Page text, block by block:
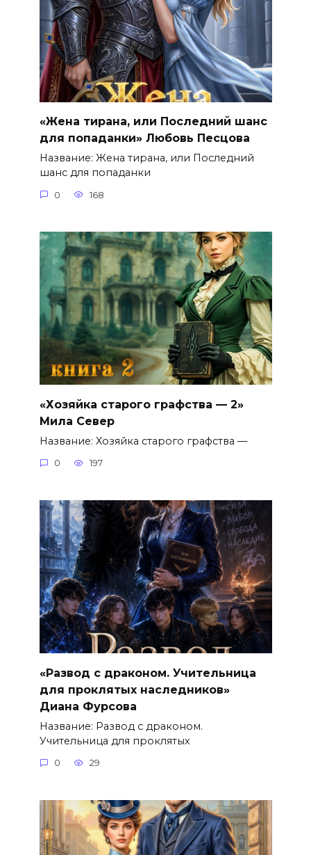
«Жена тирана, или Последний шанс
для попаданки» Любовь Песцова
Название: Жена тирана, или Последний
шанс для попаданки
0 168
«Хозяйка старого графства — 2»
Мила Север
Название: Хозяйка старого графства —
0 197
«Развод с драконом. Учительница
для проклятых наследников»
Диана Фурсова
Название: Развод с драконом.
Учительница для проклятых
0 29